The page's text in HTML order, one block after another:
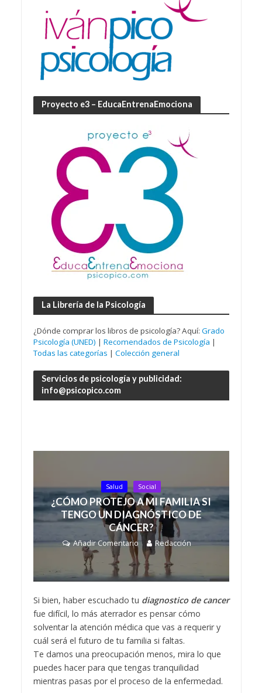
Proyecto e3 – EducaEntrenaEmociona
La Librería de la Psicología
¿Dónde comprar los libros de psicología? Aquí: Grado
Psicología (UNED) | Recomendados de Psicología |
Todas las categorías | Colección general
Servicios de psicología y publicidad:
info@psicopico.com
Salud Social
¿CÓMO PROTEJO A MI FAMILIA SI
TENGO UN DIAGNÓSTICO DE
CÁNCER?
Añadir Comentario Redacción
Si bien, haber escuchado tu diagnostico de cancer
fue difícil, lo más aterrador es pensar cómo
solventar la atención médica que vas a requerir y
cuál será el futuro de tu familia si faltas.
Te damos una preocupación menos, mira lo que
puedes hacer para que tengas tranquilidad
mientras pasas por el proceso de la enfermedad.